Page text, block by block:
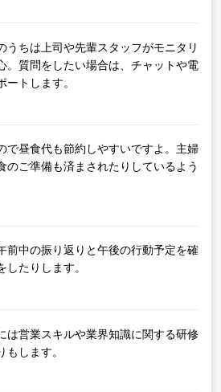
うちは上司や先輩スタッフがモニタリ
。質問をしたい場合は、チャットや電
トします。
で昼食代も節約しやすいですよ。主婦
のご準備も済まされたりしているよう
前中の振り返りと午後の行動予定を確
たりします。
は営業スキルや業界知識に関する研修
します。